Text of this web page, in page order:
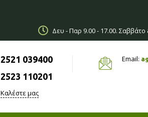
Δευ - Παρ 9.00 - 17.00. Σαββάτο
Email:
2521 039400
2523 110201
Καλέστε μας